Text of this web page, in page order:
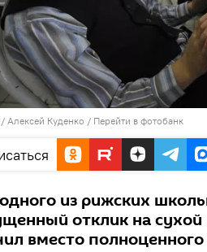
Алексей Куденко / Перейти в фотобанк
из рижских
отклик на
вместо